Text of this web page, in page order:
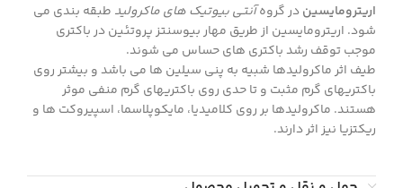
اریترومایسیندر گروهآنتی بیوتیک های ماکرولید طبقه بندی می
شود. اریترومایسین از طریق مهار بیوسنتز پروتئین در باکتری
موجب توقف رشد باکتری های حساس می شوند.
طیف اثر ماکرولیدها شبیه به پنی سیلین ها می باشد و بیشتر روی
باکتریهای گرم مثبت و تا حدی روی باکتریهای گرم منفی موثر
هستند. ماکرولیدها بر روی کلامیدیا، مایکوپلاسما، اسپیروکت ها و
ریکتزیا نیز اثر دارند.